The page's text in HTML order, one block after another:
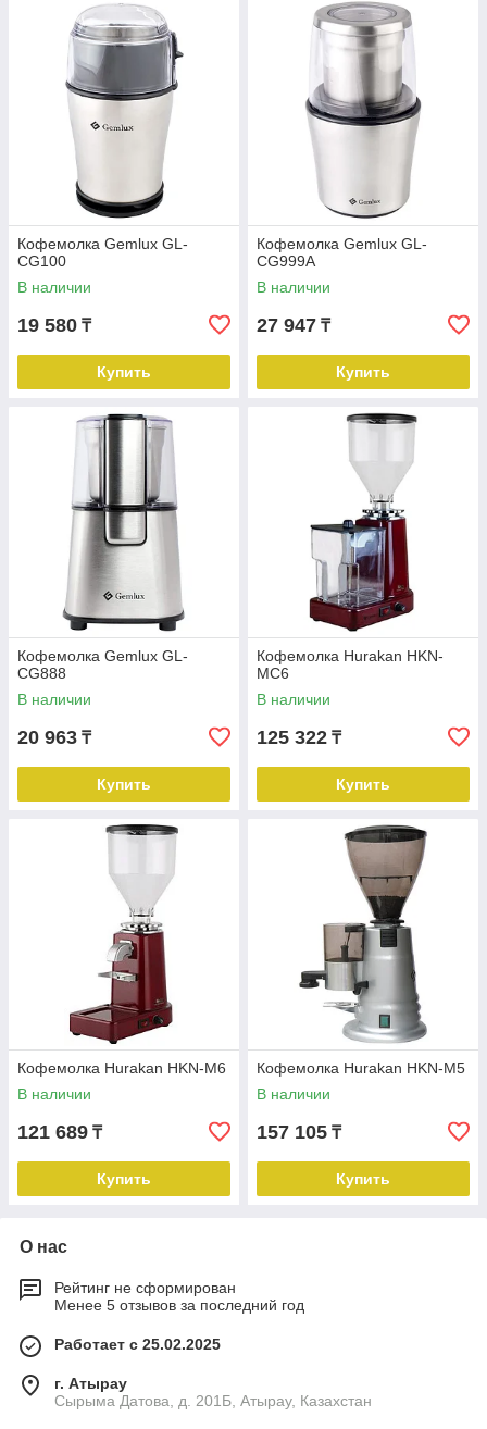
Кофемолка Gemlux GL-
CG100
В наличии
19 580 ₸
Купить
Кофемолка Gemlux GL-
CG999A
В наличии
27 947 ₸
Купить
Кофемолка Gemlux GL-
CG888
В наличии
20 963 ₸
Купить
Кофемолка Hurakan HKN-
MС6
В наличии
125 322 ₸
Купить
Кофемолка Hurakan HKN-M6
В наличии
121 689 ₸
Купить
Кофемолка Hurakan HKN-M5
В наличии
157 105 ₸
Купить
О нас
Рейтинг не сформирован
Менее 5 отзывов за последний год
Работает с 25.02.2025
г. Атырау
Сырыма Датова, д. 201Б, Атырау, Казахстан